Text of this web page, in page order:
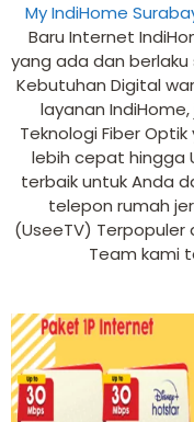
My IndiHome
Baru Internet
yang ada dan
Kebutuhan Digital
layanan
Teknologi Fiber
lebih cepat hingga
terbaik untuk Anda
telepon rumah
(UseeTV) Terpopuler
Team kami